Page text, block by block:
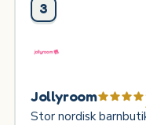
3
Jollyroom
Stor nordisk